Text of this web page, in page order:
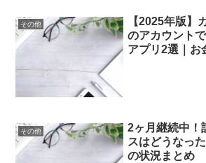
その他
【2025年版】
のアカウント
アプリ2選｜お
その他
2ヶ月継続中！
スはどうなっ
の状況まとめ